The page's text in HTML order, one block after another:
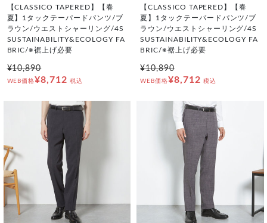
【CLASSICO TAPERED】【春
夏】1タックテーパードパンツ/ブ
ラウン/ウエストシャーリング/4S
SUSTAINABILITY&ECOLOGY FA
BRIC/※裾上げ必要
¥10,890
WEB価格¥8,712 税込
【CLASSICO TAPERED】【春
夏】1タックテーパードパンツ/ブ
ラウン/ウエストシャーリング/4S
SUSTAINABILITY&ECOLOGY FA
BRIC/※裾上げ必要
¥10,890
WEB価格¥8,712 税込